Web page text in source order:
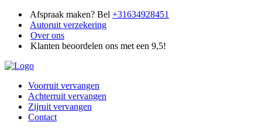
Afspraak maken? Bel +31634928451
Autoruit verzekering
Over ons
Klanten beoordelen ons met een 9,5!
Voorruit vervangen
Achterruit vervangen
Zijruit vervangen
Contact